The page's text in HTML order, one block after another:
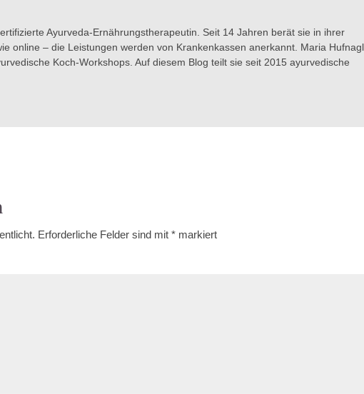
Ayurveda-Ernährungstherapeutin. Seit 14 Jahren berät sie in ihrer
online – die Leistungen werden von Krankenkassen anerkannt. Maria Hufnagl
Koch-Workshops. Auf diesem Blog teilt sie seit 2015 ayurvedische
Erforderliche Felder sind mit* markiert